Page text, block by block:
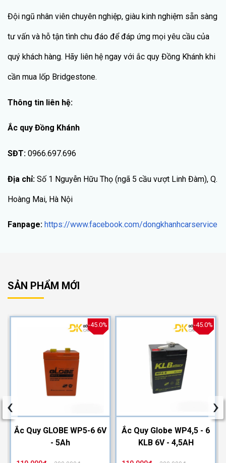
Đội ngũ nhân viên chuyên nghiệp, giàu kinh nghiệm sẵn sàng
tư vấn và hỗ tận tình chu đáo để đáp ứng mọi yêu cầu của
quý khách hàng. Hãy liên hệ ngay với ắc quy Đồng Khánh khi
cần mua lốp Bridgestone.
Thông tin liên hệ:
Ắc quy Đồng Khánh
SĐT: 0966.697.696
Địa chỉ: Số 1 Nguyễn Hữu Thọ (ngã 5 cầu vượt Linh Đàm), Q.
Hoàng Mai, Hà Nội
Fanpage: https://www.facebook.com/dongkhanhcarservice
SẢN PHẨM MỚI
-45.0%
Ắc Quy GLOBE WP5-6 6V
- 5Ah
-45.0%
Ắc Quy Globe WP4,5 - 6
KLB 6V - 4,5AH
‹ ›